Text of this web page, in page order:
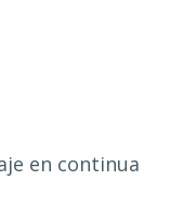
en continua